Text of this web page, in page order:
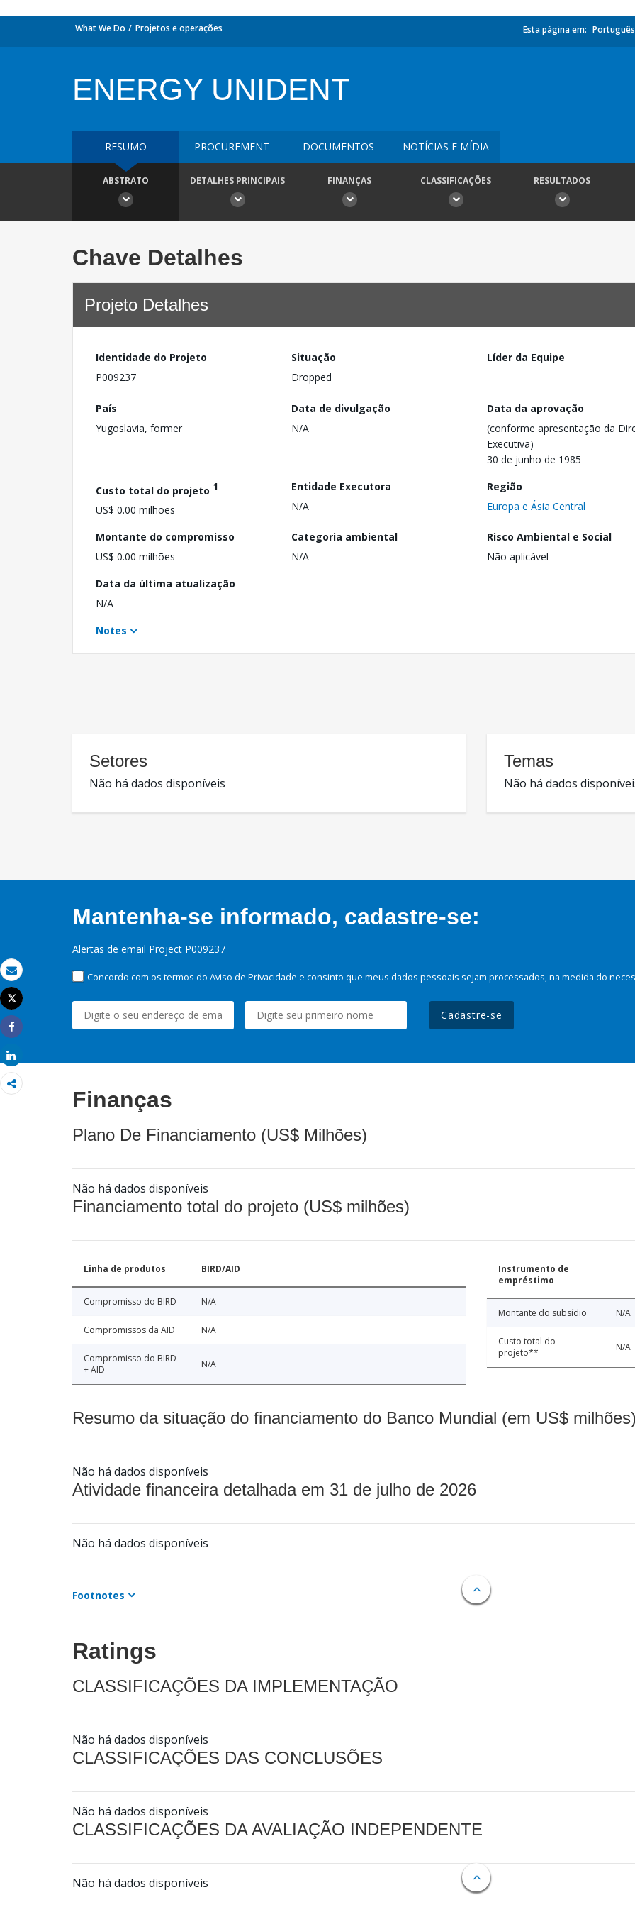
Email
Imprimir
Tweet
Share
What We Do Projetos e operações Esta página em: Português
ENERGY UNIDENT
RESUMO PROCUREMENT DOCUMENTOS NOTÍCIAS E MÍDIA
ABSTRATO DETALHES PRINCIPAIS FINANÇAS CLASSIFICAÇÕES RESULTADOS
Chave Detalhes
Projeto Detalhes
Identidade do Projeto
P009237
Situação
Dropped
Líder da Equipe
País
Yugoslavia, former
Data de divulgação
N/A
Data da aprovação
(conforme apresentação da
Executiva)
30 de junho de 1985
Custo total do projeto 1
US$ 0.00 milhões
Entidade Executora
N/A
Região
Europa e Ásia Central
Montante do compromisso
US$ 0.00 milhões
Categoria ambiental
N/A
Risco Ambiental e Social
Não aplicável
Data da última atualização
N/A
Notes
Setores
Não há dados disponíveis
Temas
Não há dados
Mantenha-se informado, cadastre-se:
Alertas de email Project P009237
Concordo com os termos do Aviso de Privacidade e consinto que meus dados pessoais sejam processados, na medida do
Cadastre-se
Finanças
Plano De Financiamento (US$ Milhões)
Não há dados disponíveis
Financiamento total do projeto (US$ milhões)
Linha de produtos BIRD/AID
Compromisso do BIRD N/A
Compromissos da AID N/A
Compromisso do BIRD
+ AID
N/A
Instrumento de
empréstimo
Montante do subsídio N/A
Custo total do
projeto**
N/A
Resumo da situação do financiamento do Banco Mundial (em US$
Não há dados disponíveis
Atividade financeira detalhada em 31 de julho de 2026
Não há dados disponíveis
Footnotes
Ratings
CLASSIFICAÇÕES DA IMPLEMENTAÇÃO
Não há dados disponíveis
CLASSIFICAÇÕES DAS CONCLUSÕES
Não há dados disponíveis
CLASSIFICAÇÕES DA AVALIAÇÃO INDEPENDENTE
Não há dados disponíveis